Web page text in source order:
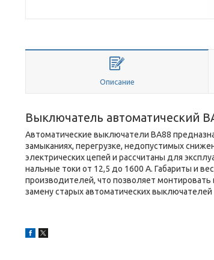
Описание
Выключатель автоматический
Автоматические выключатели ВА88
замыканиях, перегрузке, недопустимых
электрических цепей и рассчитаны для
нальные токи от 12,5 до 1600 А. Габариты и
производителей, что позволяет
замену старых автоматических